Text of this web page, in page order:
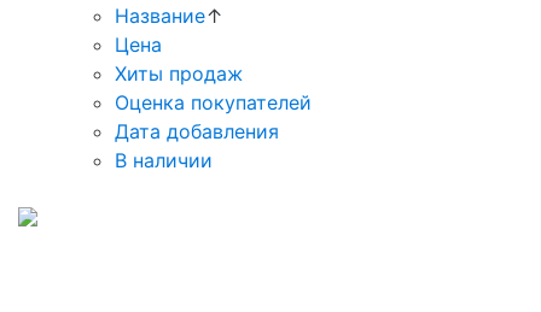
Название↑
Цена
Хиты продаж
Оценка покупателей
Дата добавления
В наличии